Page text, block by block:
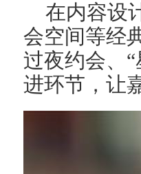
在内容设
会空间等经
过夜约会、
进环节，让